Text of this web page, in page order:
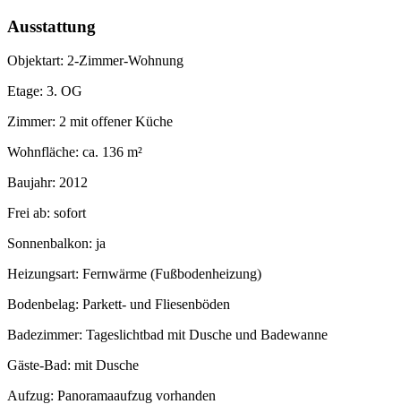
Ausstattung
Objektart: 2-Zimmer-Wohnung
Etage: 3. OG
Zimmer: 2 mit offener Küche
Wohnfläche: ca. 136 m²
Baujahr: 2012
Frei ab: sofort
Sonnenbalkon: ja
Heizungsart: Fernwärme (Fußbodenheizung)
Bodenbelag: Parkett- und Fliesenböden
Badezimmer: Tageslichtbad mit Dusche und Badewanne
Gäste-Bad: mit Dusche
Aufzug: Panoramaaufzug vorhanden